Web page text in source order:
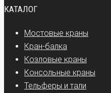
КАТАЛОГ
Мостовые краны
Кран-балка
Козловые краны
Консольные краны
Тельферы и тали